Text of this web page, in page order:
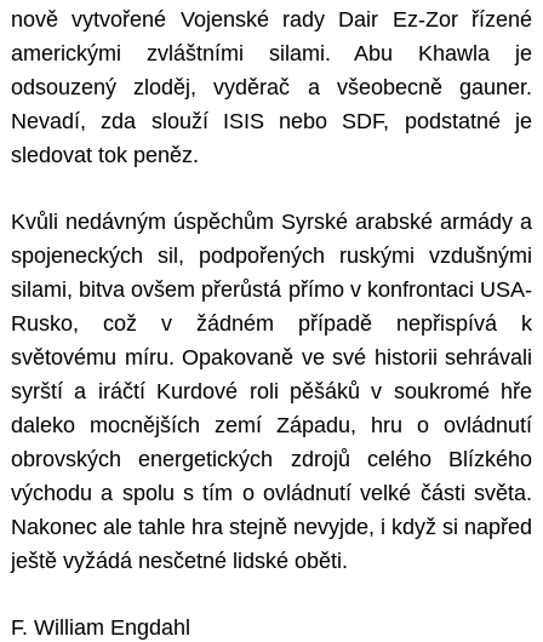
nově vytvořené Vojenské rady Dair Ez-Zor řízené
americkými zvláštními silami. Abu Khawla je
odsouzený zloděj, vyděrač a všeobecně gauner.
Nevadí, zda slouží ISIS nebo SDF, podstatné je
sledovat tok peněz.
Kvůli nedávným úspěchům Syrské arabské armády a
spojeneckých sil, podpořených ruskými vzdušnými
silami, bitva ovšem přerůstá přímo v konfrontaci USA-
Rusko, což v žádném případě nepřispívá k
světovému míru. Opakovaně ve své historii sehrávali
syrští a iráčtí Kurdové roli pěšáků v soukromé hře
daleko mocnějších zemí Západu, hru o ovládnutí
obrovských energetických zdrojů celého Blízkého
východu a spolu s tím o ovládnutí velké části světa.
Nakonec ale tahle hra stejně nevyjde, i když si napřed
ještě vyžádá nesčetné lidské oběti.
F. William Engdahl
for: